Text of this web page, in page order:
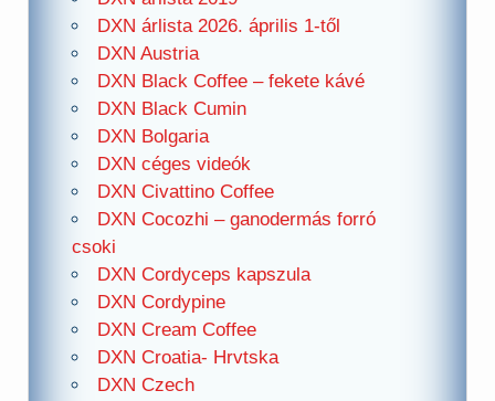
DXN árlista 2026. április 1-től
DXN Austria
DXN Black Coffee – fekete kávé
DXN Black Cumin
DXN Bolgaria
DXN céges videók
DXN Civattino Coffee
DXN Cocozhi – ganodermás forró
csoki
DXN Cordyceps kapszula
DXN Cordypine
DXN Cream Coffee
DXN Croatia- Hrvtska
DXN Czech